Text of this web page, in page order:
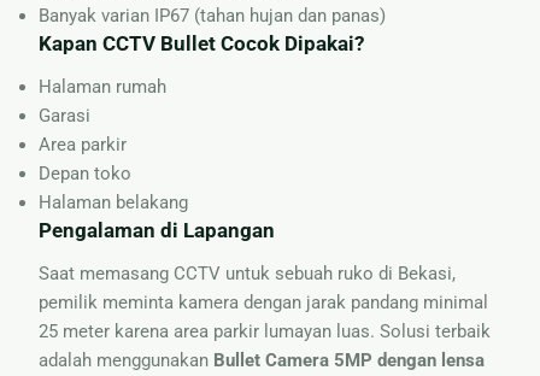
Banyak varian IP67 (tahan hujan dan panas)
Kapan CCTV Bullet Cocok Dipakai?
Halaman rumah
Garasi
Area parkir
Depan toko
Halaman belakang
Pengalaman di Lapangan
Saat memasang CCTV untuk sebuah ruko di Bekasi,
pemilik meminta kamera dengan jarak pandang minimal
25 meter karena area parkir lumayan luas. Solusi terbaik
adalah menggunakan Bullet Camera 5MP dengan lensa